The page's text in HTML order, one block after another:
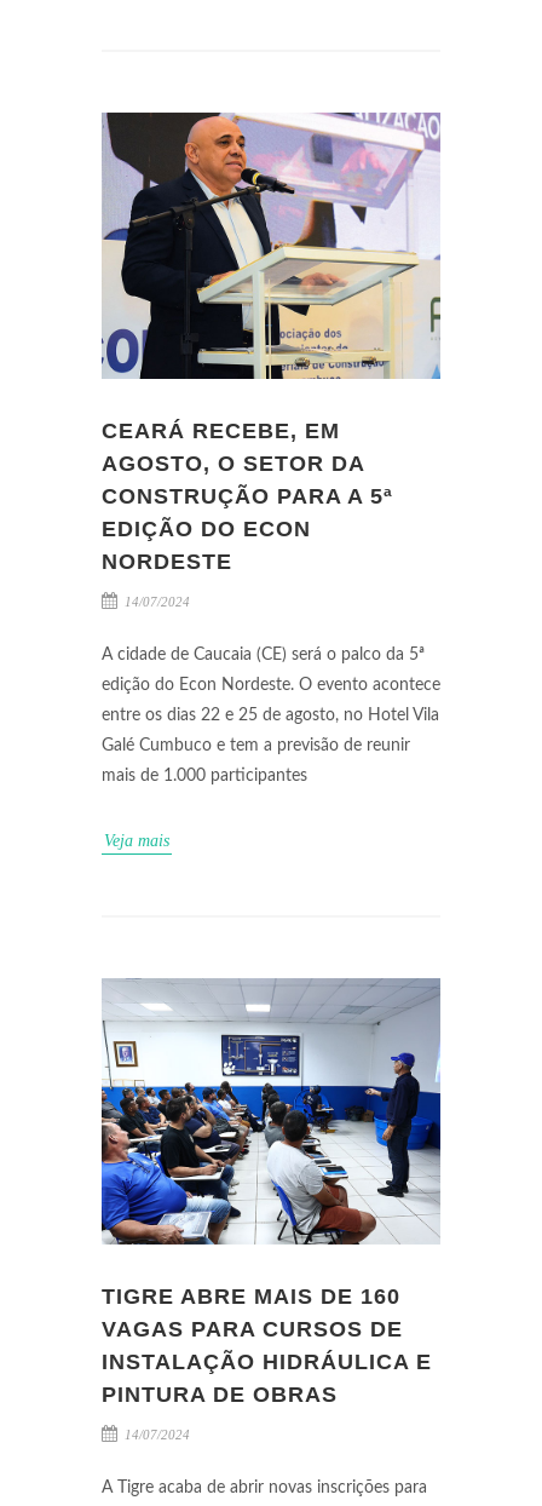
CEARÁ RECEBE, EM
AGOSTO, O SETOR DA
CONSTRUÇÃO PARA A 5ª
EDIÇÃO DO ECON
NORDESTE
14/07/2024
A cidade de Caucaia (CE) será o palco da 5ª
edição do Econ Nordeste. O evento acontece
entre os dias 22 e 25 de agosto, no Hotel Vila
Galé Cumbuco e tem a previsão de reunir
mais de 1.000 participantes
Veja mais
TIGRE ABRE MAIS DE 160
VAGAS PARA CURSOS DE
INSTALAÇÃO HIDRÁULICA E
PINTURA DE OBRAS
14/07/2024
A Tigre acaba de abrir novas inscrições para